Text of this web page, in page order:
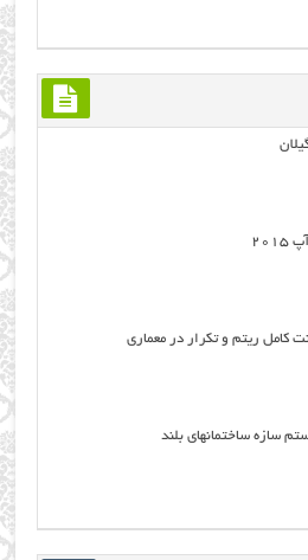
کامل ریتم و تکرار در معماری
سازه ساختمانهای بلند